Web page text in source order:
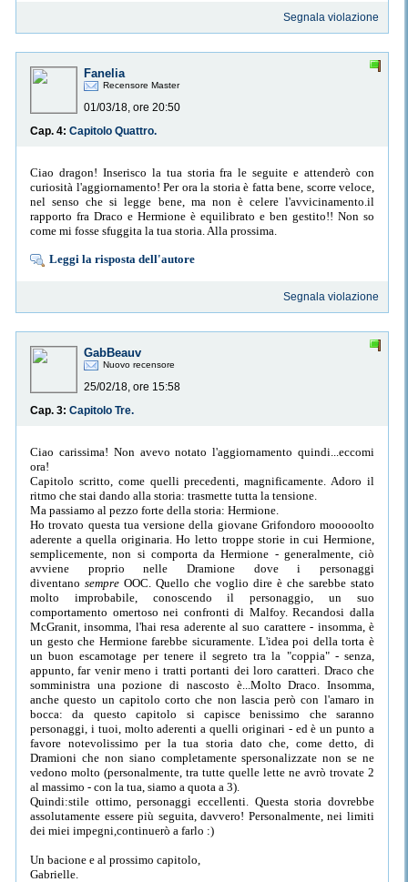
Segnala violazione
Fanelia
Recensore Master
01/03/18, ore 20:50
Cap. 4: Capitolo Quattro.
Ciao dragon! Inserisco la tua storia fra le seguite e attenderò con
curiosità l'aggiornamento! Per ora la storia è fatta bene, scorre veloce,
nel senso che si legge bene, ma non è celere l'avvicinamento.il
rapporto fra Draco e Hermione è equilibrato e ben gestito!! Non so
come mi fosse sfuggita la tua storia. Alla prossima.
Leggi la risposta dell'autore
Segnala violazione
GabBeauv
Nuovo recensore
25/02/18, ore 15:58
Cap. 3: Capitolo Tre.
Ciao carissima! Non avevo notato l'aggiornamento quindi...eccomi
ora!
Capitolo scritto, come quelli precedenti, magnificamente. Adoro il
ritmo che stai dando alla storia: trasmette tutta la tensione.
Ma passiamo al pezzo forte della storia: Hermione.
Ho trovato questa tua versione della giovane Grifondoro mooooolto
aderente a quella originaria. Ho letto troppe storie in cui Hermione,
semplicemente, non si comporta da Hermione - generalmente, ciò
avviene proprio nelle Dramione dove i personaggi
diventano sempre OOC. Quello che voglio dire è che sarebbe stato
molto improbabile, conoscendo il personaggio, un suo
comportamento omertoso nei confronti di Malfoy. Recandosi dalla
McGranit, insomma, l'hai resa aderente al suo carattere - insomma, è
un gesto che Hermione farebbe sicuramente. L'idea poi della torta è
un buon escamotage per tenere il segreto tra la "coppia" - senza,
appunto, far venir meno i tratti portanti dei loro caratteri. Draco che
somministra una pozione di nascosto è...Molto Draco. Insomma,
anche questo un capitolo corto che non lascia però con l'amaro in
bocca: da questo capitolo si capisce benissimo che saranno
personaggi, i tuoi, molto aderenti a quelli originari - ed è un punto a
favore notevolissimo per la tua storia dato che, come detto, di
Dramioni che non siano completamente spersonalizzate non se ne
vedono molto (personalmente, tra tutte quelle lette ne avrò trovate 2
al massimo - con la tua, siamo a quota a 3).
Quindi:stile ottimo, personaggi eccellenti. Questa storia dovrebbe
assolutamente essere più seguita, davvero! Personalmente, nei limiti
dei miei impegni,continuerò a farlo :)
Un bacione e al prossimo capitolo,
Gabrielle.